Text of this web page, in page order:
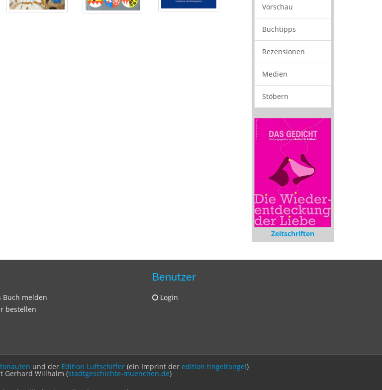
Vorschau
Buchtipps
Rezensionen
Medien
Stöbern
Zeitschriften
Buch melden
bestellen
Benutzer
Login
und der Edition Luftschiffer (ein Imprint der edition tingeltangel)
Gerhard Willhalm (stadtgeschichte-muenchen.de)